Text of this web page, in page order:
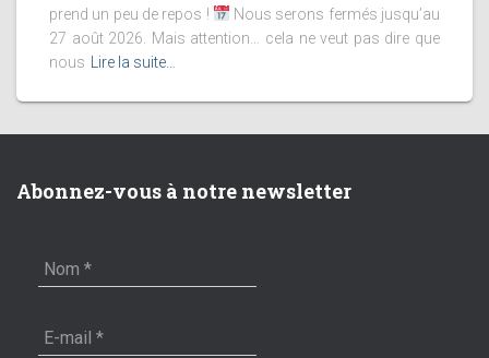
prend un peu de repos !
Nous serons fermés jusqu’au
27 août 2026. Mais attention… cela ne veut pas dire que
nous
Lire la suite…
Abonnez-vous à notre newsletter